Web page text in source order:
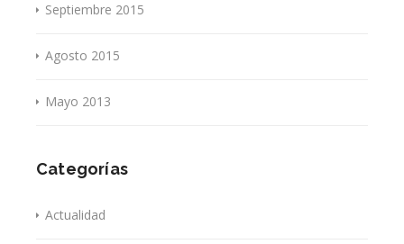
Septiembre 2015
Agosto 2015
Mayo 2013
Categorías
Actualidad